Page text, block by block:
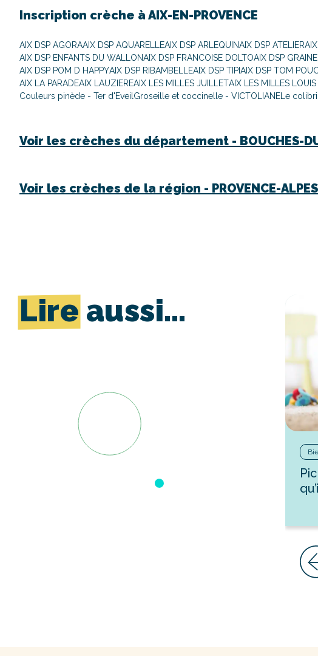
Inscription crèche à AIX-EN-PROVENCE
AIX DSP AGORAAIX DSP AQUARELLEAIX DSP ARLEQUINAIX DSP ATELIER
AIX DSP ENFANTS DU WALLONAIX DSP FRANCOISE DOLTOAIX DSP
AIX DSP POM D HAPPYAIX DSP RIBAMBELLEAIX DSP TIPIAIX DSP TOM
AIX LA PARADEAIX LAUZIEREAIX LES MILLES JUILLETAIX LES MILLES
Couleurs pinède - Ter d'Eveil Groseille et coccinelle - VICTOLIANE Le
Voir les crèches du département - BOUCHES-
Voir les crèches de la région - PROVENCE-
Lire aussi…